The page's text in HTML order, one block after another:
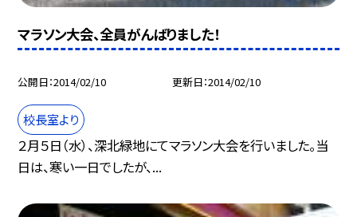
マラソン大会、全員がんばりました！
公開日 2014/02/10 更新日 2014/02/10
校長室より
２月５日（水）、深北緑地にてマラソン大会を行いました。当
日は、寒い一日でしたが、...